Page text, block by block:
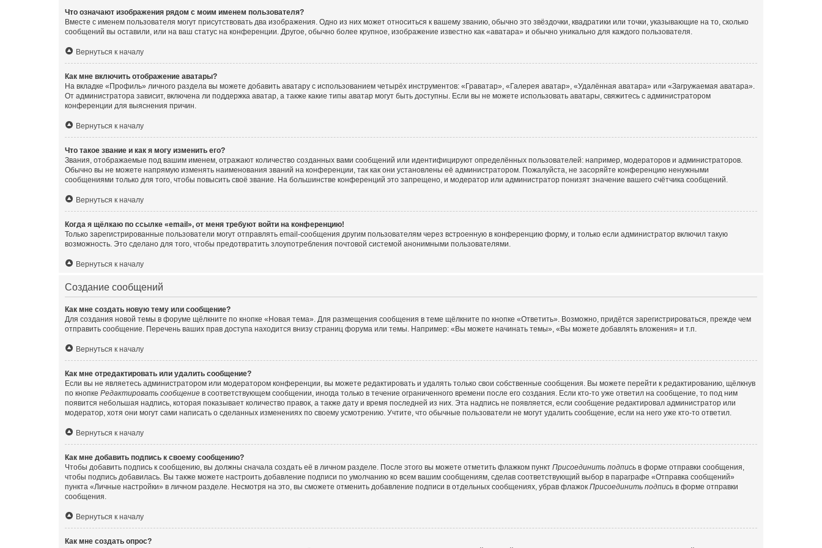
Что означают изображения рядом с моим именем пользователя?
Вместе с именем пользователя могут присутствовать два изображения. Одно из них может относиться к вашему званию, обычно это звёздочки, квадратики или точки, указывающие на то, сколько
сообщений вы оставили, или на ваш статус на конференции. Другое, обычно более крупное, изображение известно как «аватара» и обычно уникально для каждого пользователя.
Вернуться к началу
Как мне включить отображение аватары?
На вкладке «Профиль» личного раздела вы можете добавить аватару с использованием четырёх инструментов: «Граватар», «Галерея аватар», «Удалённая аватара» или «Загружаемая аватара».
От администратора зависит, включена ли поддержка аватар, а также какие типы аватар могут быть доступны. Если вы не можете использовать аватары, свяжитесь с администратором
конференции для выяснения причин.
Вернуться к началу
Что такое звание и как я могу изменить его?
Звания, отображаемые под вашим именем, отражают количество созданных вами сообщений или идентифицируют определённых пользователей: например, модераторов и администраторов.
Обычно вы не можете напрямую изменять наименования званий на конференции, так как они установлены её администратором. Пожалуйста, не засоряйте конференцию ненужными
сообщениями только для того, чтобы повысить своё звание. На большинстве конференций это запрещено, и модератор или администратор понизят значение вашего счётчика сообщений.
Вернуться к началу
Когда я щёлкаю по ссылке «email», от меня требуют войти на конференцию!
Только зарегистрированные пользователи могут отправлять email-сообщения другим пользователям через встроенную в конференцию форму, и только если администратор включил такую
возможность. Это сделано для того, чтобы предотвратить злоупотребления почтовой системой анонимными пользователями.
Вернуться к началу
Создание сообщений
Как мне создать новую тему или сообщение?
Для создания новой темы в форуме щёлкните по кнопке «Новая тема». Для размещения сообщения в теме щёлкните по кнопке «Ответить». Возможно, придётся зарегистрироваться, прежде чем
отправить сообщение. Перечень ваших прав доступа находится внизу страниц форума или темы. Например: «Вы можете начинать темы», «Вы можете добавлять вложения» и т.п.
Вернуться к началу
Как мне отредактировать или удалить сообщение?
Если вы не являетесь администратором или модератором конференции, вы можете редактировать и удалять только свои собственные сообщения. Вы можете перейти к редактированию, щёлкнув
по кнопке Редактировать сообщение в соответствующем сообщении, иногда только в течение ограниченного времени после его создания. Если кто-то уже ответил на сообщение, то под ним
появится небольшая надпись, которая показывает количество правок, а также дату и время последней из них. Эта надпись не появляется, если сообщение редактировал администратор или
модератор, хотя они могут сами написать о сделанных изменениях по своему усмотрению. Учтите, что обычные пользователи не могут удалить сообщение, если на него уже кто-то ответил.
Вернуться к началу
Как мне добавить подпись к своему сообщению?
Чтобы добавить подпись к сообщению, вы должны сначала создать её в личном разделе. После этого вы можете отметить флажком пункт Присоединить подпись в форме отправки сообщения,
чтобы подпись добавилась. Вы также можете настроить добавление подписи по умолчанию ко всем вашим сообщениям, сделав соответствующий выбор в параграфе «Отправка сообщений»
пункта «Личные настройки» в личном разделе. Несмотря на это, вы сможете отменить добавление подписи в отдельных сообщениях, убрав флажок Присоединить подпись в форме отправки
сообщения.
Вернуться к началу
Как мне создать опрос?